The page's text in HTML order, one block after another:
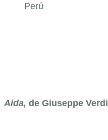
Perú
Aida, de Giuseppe Verdi